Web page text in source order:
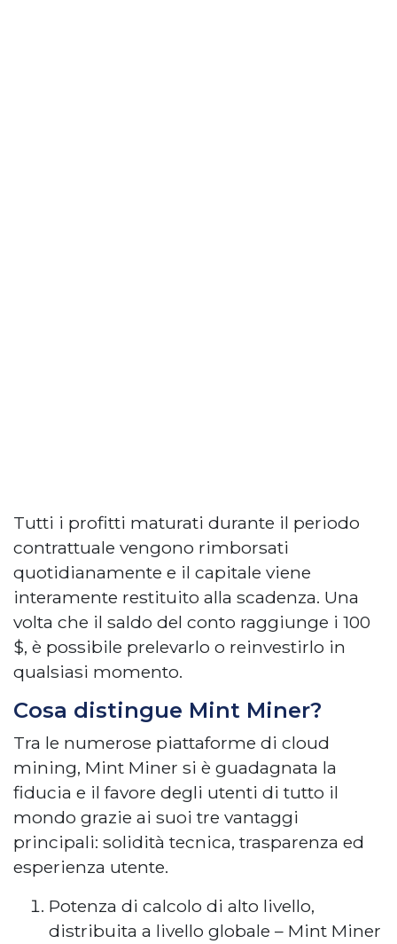
Tutti i profitti maturati durante il periodo
contrattuale vengono rimborsati
quotidianamente e il capitale viene
interamente restituito alla scadenza. Una
volta che il saldo del conto raggiunge i 100
$, è possibile prelevarlo o reinvestirlo in
qualsiasi momento.
Cosa distingue Mint Miner?
Tra le numerose piattaforme di cloud
mining, Mint Miner si è guadagnata la
fiducia e il favore degli utenti di tutto il
mondo grazie ai suoi tre vantaggi
principali: solidità tecnica, trasparenza ed
esperienza utente.
Potenza di calcolo di alto livello,
distribuita a livello globale – Mint Miner